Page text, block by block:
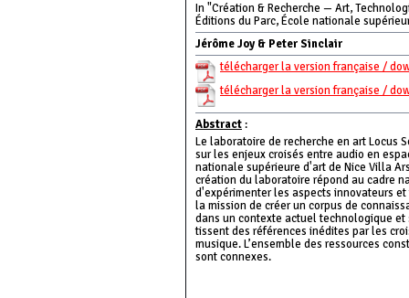
In "Création & Recherche — Art,
Éditions du Parc, École nationale
Jérôme Joy & Peter Sinclair
télécharger la version française /
télécharger la version française /
Abstract:
Le laboratoire de recherche en art Locus
sur les enjeux croisés entre audio en
nationale supérieure d'art de Nice Villa
création du laboratoire répond au cadre
d'expérimenter les aspects innovateurs et
la mission de créer un corpus de
dans un contexte actuel technologique
tissent des références inédites par les
musique. L’ensemble des ressources
sont connexes.